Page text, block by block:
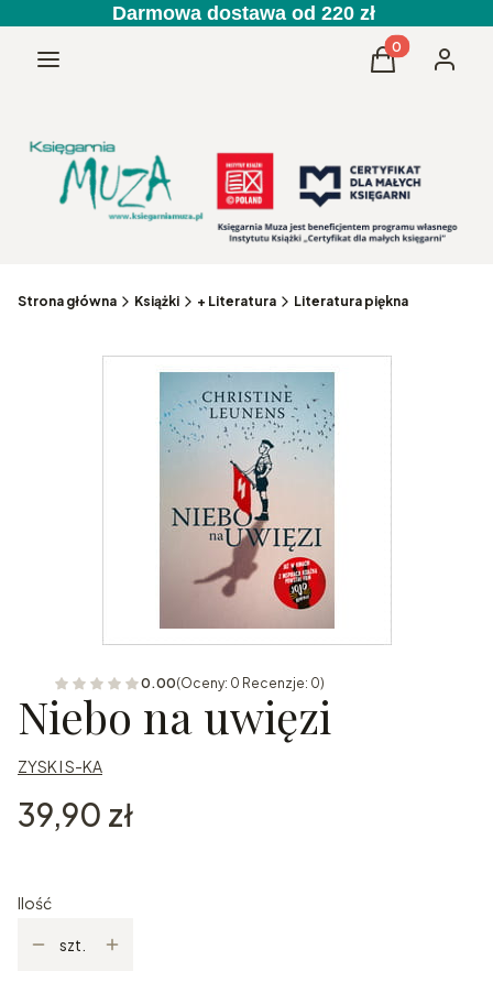
Darmowa dostawa od 220 zł
Menu Produkty w
Koszyk
Strona główna Książki + Literatura Literatura piękna
0.00(Oceny: 0 Recenzje: 0)
Niebo na uwięzi
ZYSK I S-KA
Cena
39,90 zł
Ilość
szt.